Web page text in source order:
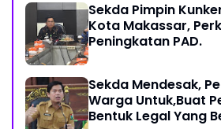
Sekda Pimpin
Kota Makassar,
Peningkatan PAD.
Sekda Mendesak,
Warga Untuk,Buat
Bentuk Legal Yang